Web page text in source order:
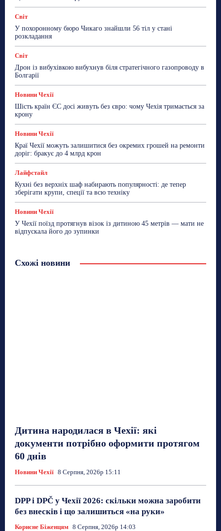
Світ
У похоронному бюро Чикаго знайшли 56 тіл у стані
розкладання
Світ
Дрон із вибухівкою вибухнув біля стратегічного газопроводу в
Болгарії
Новини Чехії
Шість країн ЄС досі живуть без євро: чому Чехія тримається за
крону
Новини Чехії
Краї Чехії можуть залишитися без окремих грошей на ремонти
доріг: бракує до 4 млрд крон
Лайфстайл
Кухні без верхніх шаф набирають популярності: де тепер
зберігати крупи, спеції та всю техніку
Новини Чехії
У Чехії поїзд протягнув візок із дитиною 45 метрів — мати не
відпускала його до зупинки
Схожі новини
Дитина народилася в Чехії: які
документи потрібно оформити протягом
60 днів
Новини Чехії 8 Серпня, 2026р 15:11
DPP і DPČ у Чехії 2026: скільки можна заробити
без внесків і що залишиться «на руки»
Корисне Біженцям 8 Серпня, 2026р 14:03